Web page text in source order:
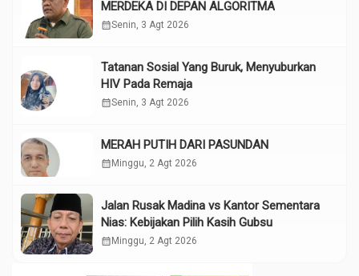
MERDEKA DI DEPAN ALGORITMA
calendar_monthSenin, 3 Agt 2026
Tatanan Sosial Yang Buruk, Menyuburkan
HIV Pada Remaja
calendar_monthSenin, 3 Agt 2026
MERAH PUTIH DARI PASUNDAN
calendar_monthMinggu, 2 Agt 2026
Jalan Rusak Madina vs Kantor Sementara
Nias: Kebijakan Pilih Kasih Gubsu
calendar_monthMinggu, 2 Agt 2026